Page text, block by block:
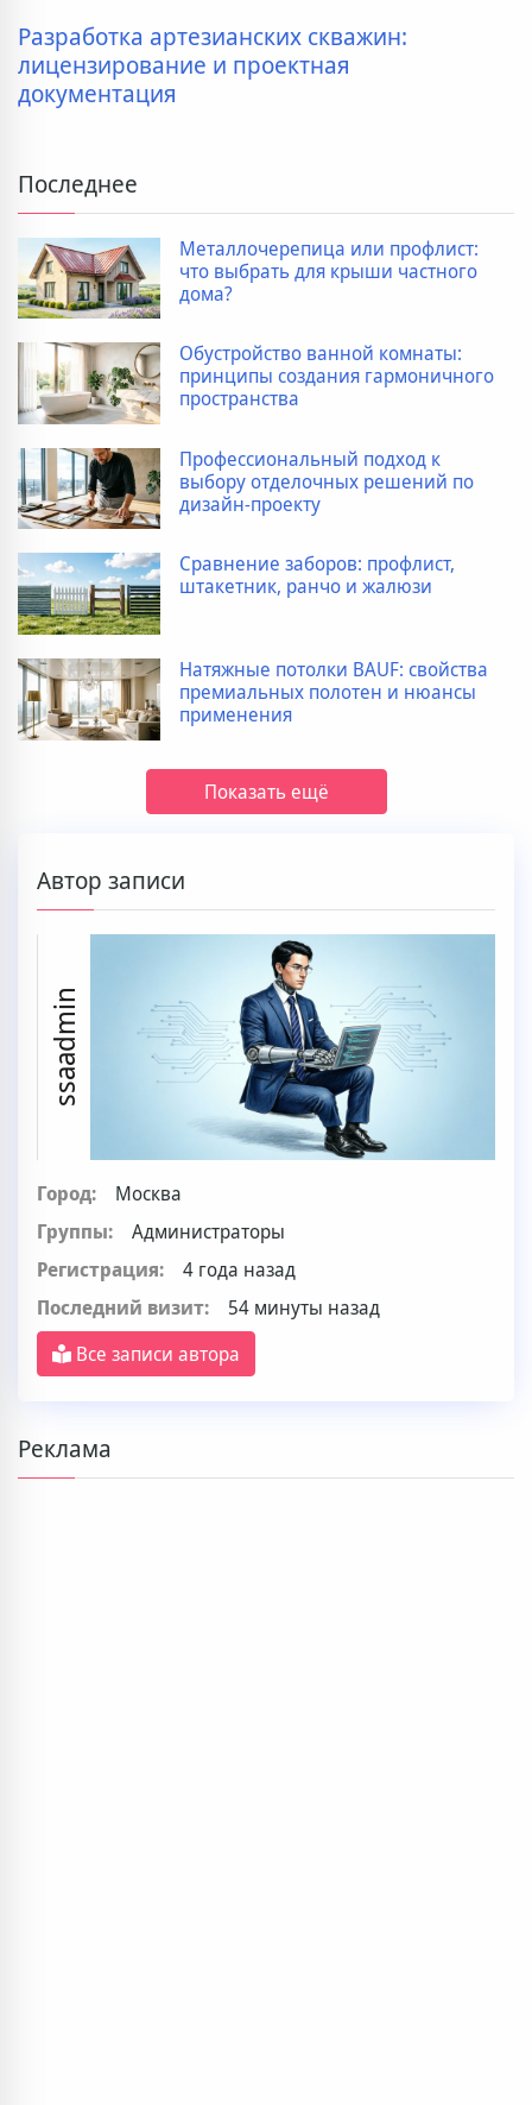
Разработка артезианских скважин:
лицензирование и проектная
документация
Последнее
Металлочерепица или профлист:
что выбрать для крыши частного
дома?
Обустройство ванной комнаты:
принципы создания гармоничного
пространства
Профессиональный подход к
выбору отделочных решений по
дизайн-проекту
Сравнение заборов: профлист,
штакетник, ранчо и жалюзи
Натяжные потолки BAUF: свойства
премиальных полотен и нюансы
применения
Показать ещё
Автор записи
ssaadmin
Город:
Москва
Группы:
Администраторы
Регистрация:
4 года назад
Последний визит:
54 минуты назад
Все записи автора
Реклама